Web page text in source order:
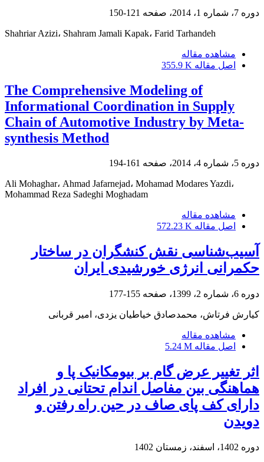
دوره 7، شماره 1، 2014، صفحه 121-150
Shahriar Azizi، Shahram Jamali Kapak، Farid Tarhandeh
مشاهده مقاله
اصل مقاله 355.9 K
The Comprehensive Modeling of
Informational Coordination in Supply
Chain of Automotive Industry by Meta-
synthesis Method
دوره 5، شماره 4، 2014، صفحه 161-194
Ali Mohaghar، Ahmad Jafarnejad، Mohamad Modares Yazdi،
Mohammad Reza Sadeghi Moghadam
مشاهده مقاله
اصل مقاله 572.23 K
آسیب‌شناسی نقش کنشگران در ساختار
حکمرانی انرژی خورشیدی ایران
دوره 6، شماره 2، 1399، صفحه 155-177
کیارش فرتاش، محمدصادق خیاطیان یزدی، امیر قربانی
مشاهده مقاله
اصل مقاله 5.24 M
اثر تغییر عرض گام بر بیومکانیک پا و
هماهنگی بین مفاصل اندام تحتانی در افراد
دارای کف پای صاف در حین راه رفتن و
دویدن
دوره 1402، اسفند، زمستان 1402